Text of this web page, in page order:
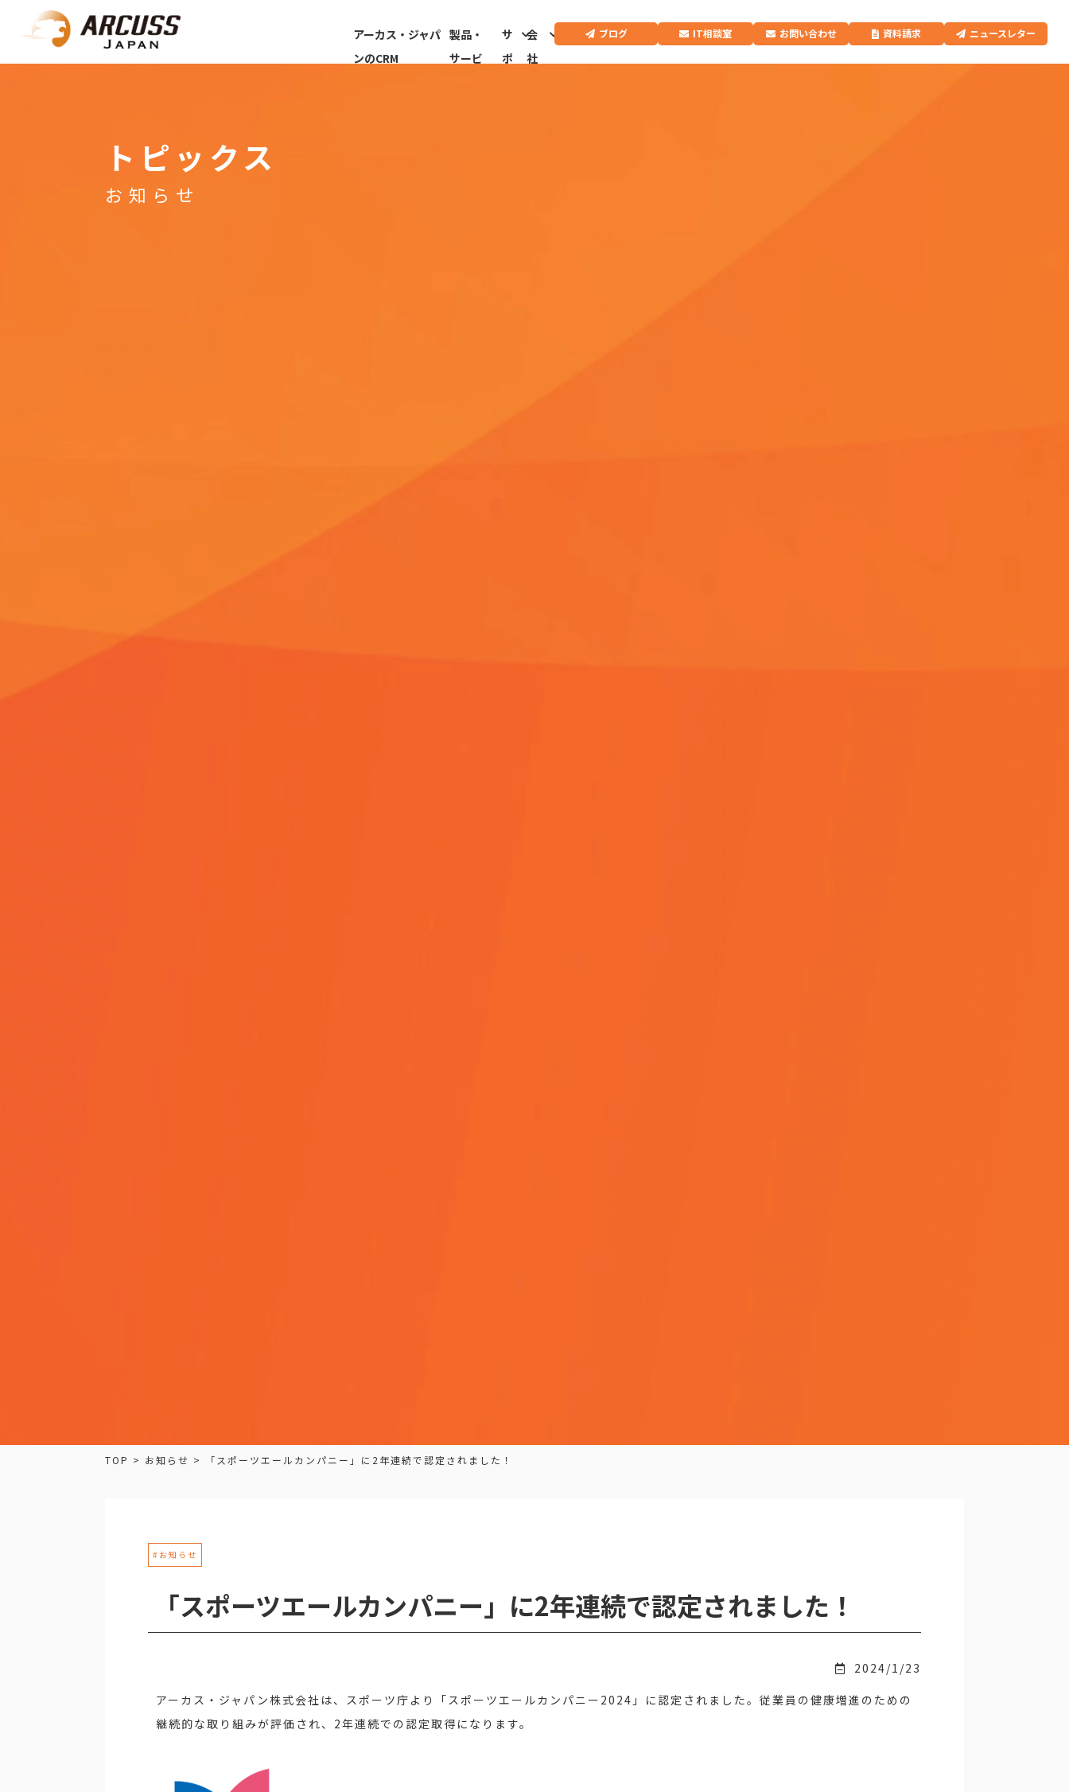
アーカス・ジャパ
ンのCRM
製品・
サービ
サ
ポ
会
社
ブログ IT相談室 お問い合わせ 資料請求 ニュースレター
トピックス
お知らせ
TOP > お知らせ > 「スポーツエールカンパニー」に2年連続で認定されました！
#お知らせ
「スポーツエールカンパニー」に2年連続で認定されました！
2024/1/23
アーカス・ジャパン株式会社は、スポーツ庁より「スポーツエールカンパニー2024」に認定されました。従業員の健康増進のための
継続的な取り組みが評価され、2年連続での認定取得になります。